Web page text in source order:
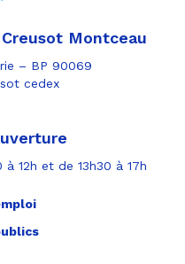
Montceau
– BP 90069
cedex
12h et de 13h30 à 17h